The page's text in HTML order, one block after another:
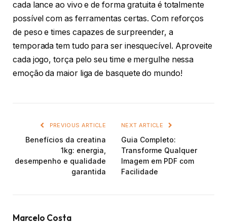
cada lance ao vivo e de forma gratuita é totalmente
possível com as ferramentas certas. Com reforços
de peso e times capazes de surpreender, a
temporada tem tudo para ser inesquecível. Aproveite
cada jogo, torça pelo seu time e mergulhe nessa
emoção da maior liga de basquete do mundo!
PREVIOUS ARTICLE
Benefícios da creatina
1kg: energia,
desempenho e qualidade
garantida
NEXT ARTICLE
Guia Completo:
Transforme Qualquer
Imagem em PDF com
Facilidade
Marcelo Costa